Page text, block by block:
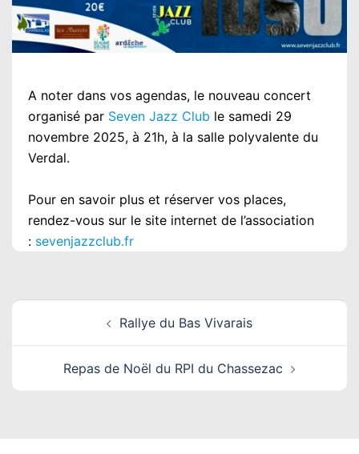
A noter dans vos agendas, le nouveau concert
organisé par Seven Jazz Club le samedi 29
novembre 2025, à 21h, à la salle polyvalente du
Verdal.
Pour en savoir plus et réserver vos places,
rendez-vous sur le site internet de l’association
: sevenjazzclub.fr
Navigation
Rallye du Bas Vivarais
Repas de Noël du RPI du Chassezac